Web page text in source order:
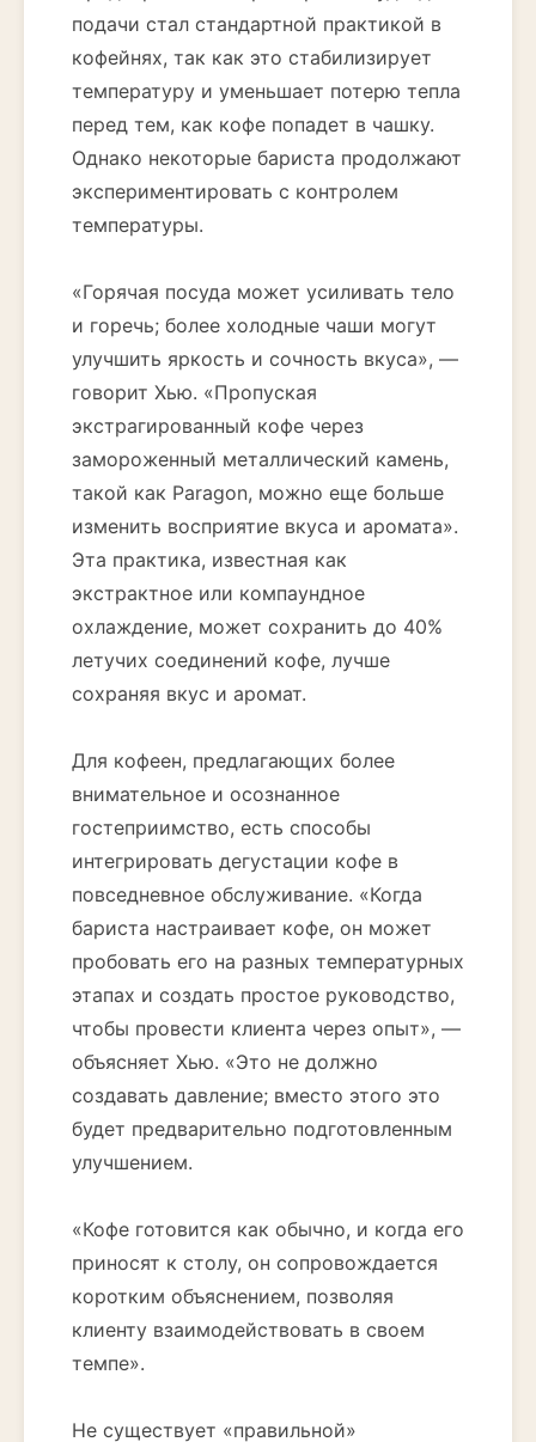
подачи стал стандартной практикой в
кофейнях, так как это стабилизирует
температуру и уменьшает потерю тепла
перед тем, как кофе попадет в чашку.
Однако некоторые бариста продолжают
экспериментировать с контролем
температуры.
«Горячая посуда может усиливать тело
и горечь; более холодные чаши могут
улучшить яркость и сочность вкуса», —
говорит Хью. «Пропуская
экстрагированный кофе через
замороженный металлический камень,
такой как Paragon, можно еще больше
изменить восприятие вкуса и аромата».
Эта практика, известная как
экстрактное или компаундное
охлаждение, может сохранить до 40%
летучих соединений кофе, лучше
сохраняя вкус и аромат.
Для кофеен, предлагающих более
внимательное и осознанное
гостеприимство, есть способы
интегрировать дегустации кофе в
повседневное обслуживание. «Когда
бариста настраивает кофе, он может
пробовать его на разных температурных
этапах и создать простое руководство,
чтобы провести клиента через опыт», —
объясняет Хью. «Это не должно
создавать давление; вместо этого это
будет предварительно подготовленным
улучшением.
«Кофе готовится как обычно, и когда его
приносят к столу, он сопровождается
коротким объяснением, позволяя
клиенту взаимодействовать в своем
темпе».
Не существует «правильной»